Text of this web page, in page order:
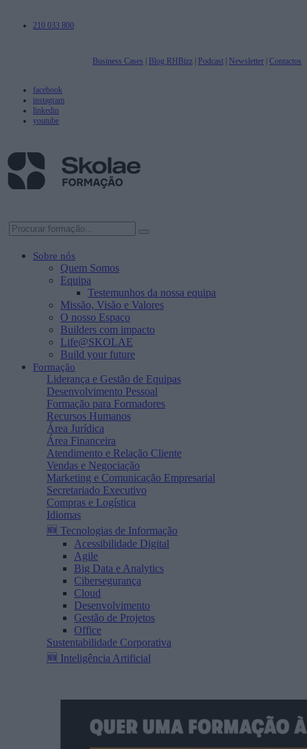
210 033 800
Business Cases Blog RHBizz Podcast Newsletter Contactos
facebook
instagram
linkedin
youtube
Sobre nós
Quem Somos
Equipa
Testemunhos da nossa equipa
Missão, Visão e Valores
O nosso Espaço
Builders com impacto
Life@SKOLAE
Build your future
Formação
Liderança e Gestão de Equipas
Desenvolvimento Pessoal
Formação para Formadores
Recursos Humanos
Área Jurídica
Área Financeira
Atendimento e Relação Cliente
Vendas e Negociação
Marketing e Comunicação Empresarial
Secretariado Executivo
Compras e Logística
Idiomas
🆕 Tecnologias de Informação
Acessibilidade Digital
Agile
Big Data e Analytics
Cibersegurança
Cloud
Desenvolvimento
Gestão de Projetos
Office
Sustentabilidade Corporativa
🆕 Inteligência Artificial